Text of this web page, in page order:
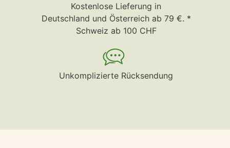
Kostenlose Lieferung in
Deutschland und Österreich ab 79 €. *
Schweiz ab 100 CHF
Unkomplizierte Rücksendung